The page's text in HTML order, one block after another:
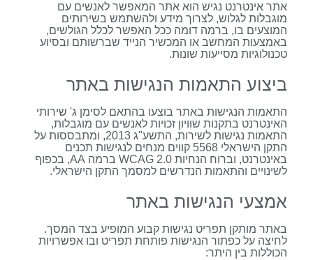
אתר אינטרנט נגיש הוא אתר המאפשר לאנשים עם
מוגבלות לגלוש, לצרוך מידע ולהשתמש בשירותים
המוצעים בו, ברמה דומה ככל האפשר לכלל הגולשים,
באמצעות המחשב או המכשיר הנייד שברשותם ובסיוע
טכנולוגיות מסייעות שונות.
ביצוע התאמות הנגישות באתר
התאמות הנגישות באתר בוצעו בהתאם לסימן ג' שירותי
האינטרנט בתקנות שוויון זכויות לאנשים עם מוגבלות,
התאמות נגישות לשירות, התשע"ג 2013, ומתבססות על
התקן הישראלי 5568 קווים מנחים לנגישות תכנים
באינטרנט, וברוח הנחיות WCAG 2.0 ברמה AA, בכפוף
לשינויים והתאמות הנדרשים למסמך התקן הישראלי.
אמצעי הנגישות באתר
באתר מותקן תפריט נגישות קבוע המופיע בצד המסך.
לחיצה על כפתור הנגישות פותחת תפריט ובו אפשרויות
הכוללות בין היתר: